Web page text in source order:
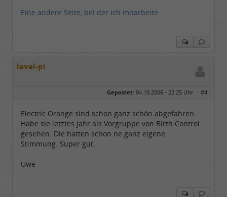
Eine andere Seite, bei der ich mitarbeite
level-pi
Gepostet: 04.10.2006 - 22:25 Uhr · #4
Electric Orange sind schon ganz schön abgefahren.
Habe sie letztes Jahr als Vorgruppe von Birth Control
gesehen. Die hatten schon ne ganz eigene
Stimmung. Super gut.
Uwe